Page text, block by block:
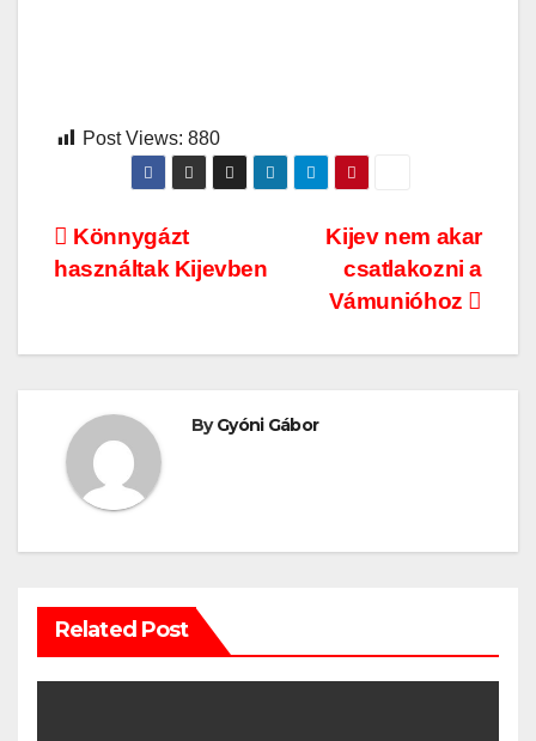
Post Views: 880
Bejegyzés
navigáció
Kijev nem akar
csatlakozni a
Vámunióhoz
Könnygázt
használtak Kijevben
ByGyóni Gábor
Related Post